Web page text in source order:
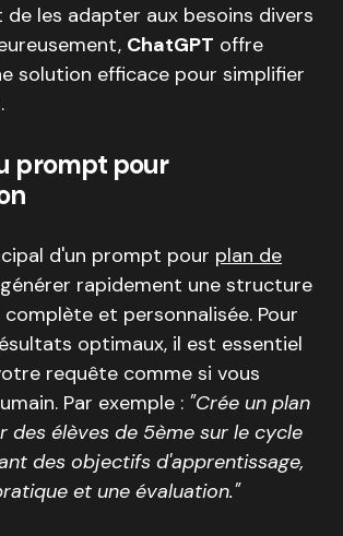
de les adapter aux besoins divers
ChatGPT offre
solution efficace pour simplifier
prompt pour
d'un prompt pour plan de
rapidement une structure
et personnalisée. Pour
optimaux, il est essentiel
requête comme si vous
Par exemple : "Crée un plan
des élèves de 5ème sur le cycle
des objectifs d'apprentissage,
et une évaluation."